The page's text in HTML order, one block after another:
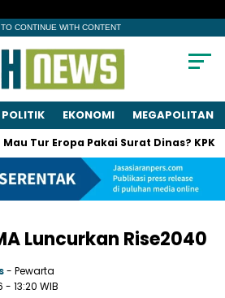
CONTINUE WITH CONTENT
POLITIK EKONOMI MEGAPOLITAN
Pakai Surat Dinas? KPK Panggil
Luncurkan Rise2040
- Pewarta
- 13:20 WIB